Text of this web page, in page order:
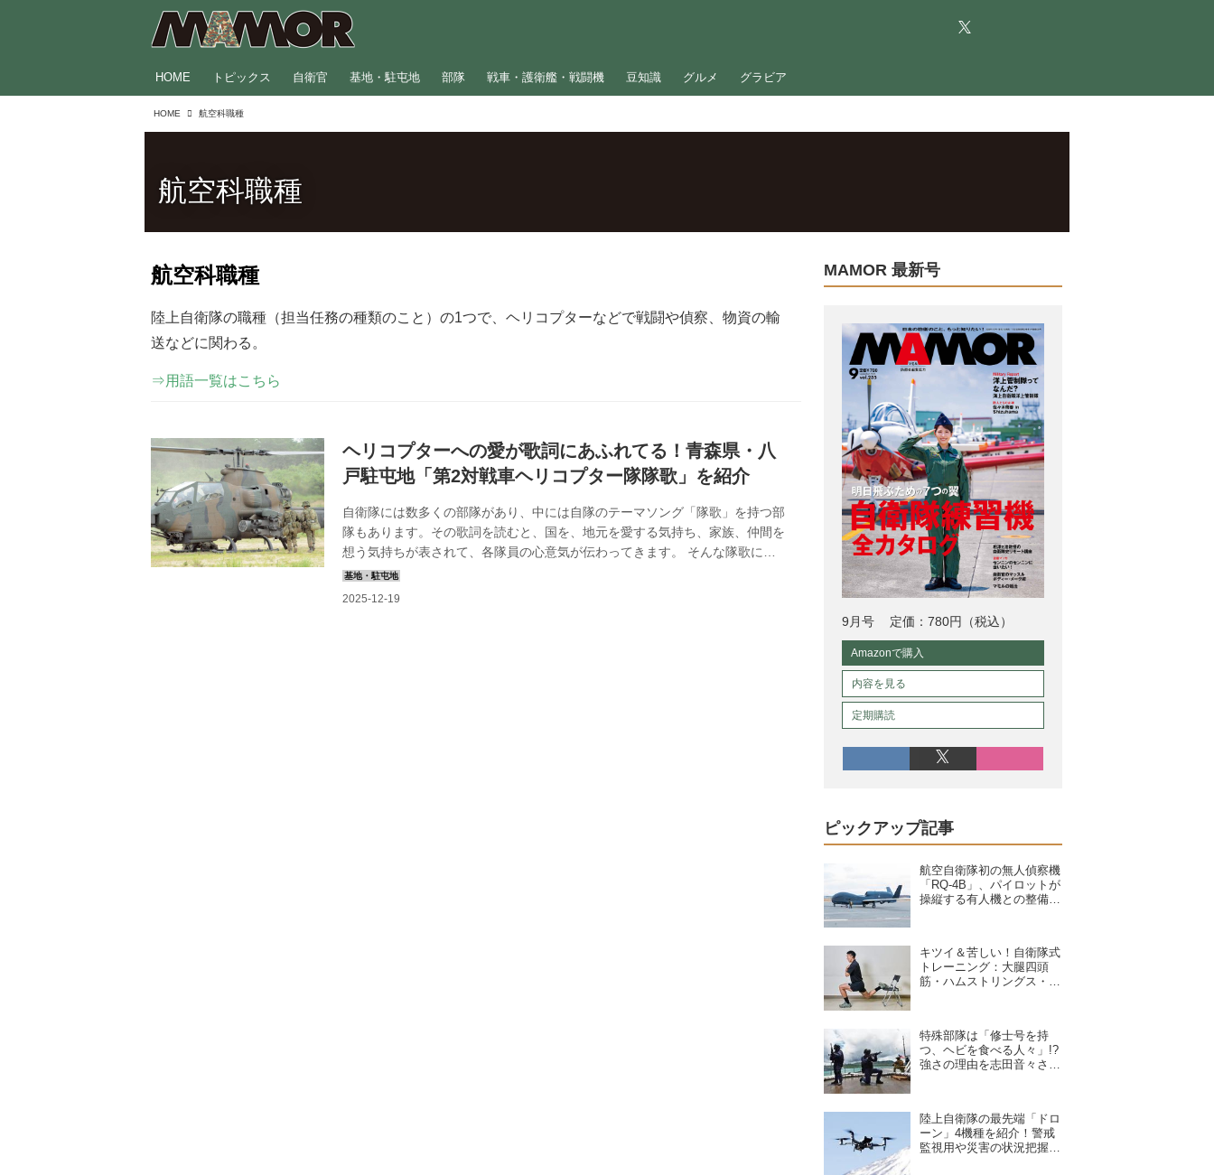
HOME トピックス 自衛官 基地・駐屯地 部隊 戦車・護衛艦・戦闘機 豆知識 グルメ グラビア
HOME 航空科職種
航空科職種
航空科職種
陸上自衛隊の職種（担当任務の種類のこと）の1つで、ヘリコプターなどで戦闘や偵察、物資の輸
送などに関わる。
⇒用語一覧はこちら
ヘリコプターへの愛が歌詞にあふれてる！青森県・八
戸駐屯地「第2対戦車ヘリコプター隊隊歌」を紹介
自衛隊には数多くの部隊があり、中には自隊のテーマソング「隊歌」を持つ部
隊もあります。その歌詞を読むと、国を、地元を愛する気持ち、家族、仲間を
想う気持ちが表されて、各隊員の心意気が伝わってきます。 そんな隊歌にあ
なたも触れてみてください。 東北唯一のヘリコプター部隊「第2対戦車ヘリコ
プター隊」 八戸駐屯地（青森県）に所在する陸上自衛隊の部隊。東北唯一の
MAMOR 最新号
9月号 定価：780円（税込）
Amazonで購入
内容を見る
定期購読
ピックアップ記事
航空自衛隊初の無人偵察機
「RQ-4B」、パイロットが
操縦する有人機との整備の
キツイ＆苦しい！自衛隊式
トレーニング：大腿四頭
筋・ハムストリングス・大
特殊部隊は「修士号を持
つ、ヘビを食べる人々」!?
強さの理由を志田音々さん
陸上自衛隊の最先端「ドロ
ーン」4機種を紹介！警戒
監視用や災害の状況把握に